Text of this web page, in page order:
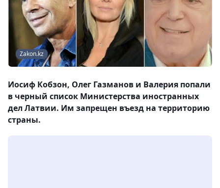
Zakon.kz
Иосиф Кобзон, Олег Газманов и Валерия попали
в черный список Министерства иностранных
дел Латвии. Им запрещен въезд на территорию
страны.